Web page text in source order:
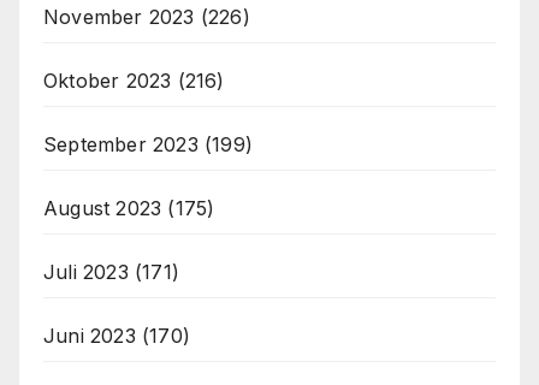
November 2023 (226)
Oktober 2023 (216)
September 2023 (199)
August 2023 (175)
Juli 2023 (171)
Juni 2023 (170)